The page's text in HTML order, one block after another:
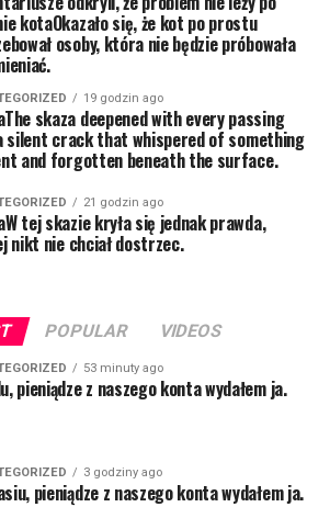
kotaOkazało się, że kot po prostu
osoby, która nie będzie próbowała
19 godzin ago
skaza deepened with every passing
silent crack that whispered of something
and forgotten beneath the surface.
21 godzin ago
tej skazie kryła się jednak prawda,
nikt nie chciał dostrzec.
POPULAR VIDEOS
53 minuty ago
pieniądze z naszego konta wydałem ja.
3 godziny ago
pieniądze z naszego konta wydałem ja.